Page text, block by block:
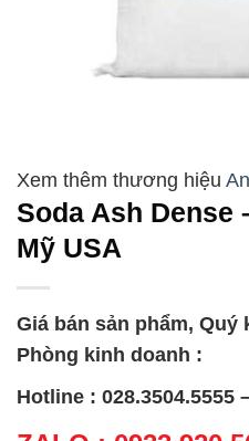
Soda Ash Dense
Mỹ USA
Giá bán sản phẩm,
Phòng kinh doanh :
Hotline : 028.3504.5555